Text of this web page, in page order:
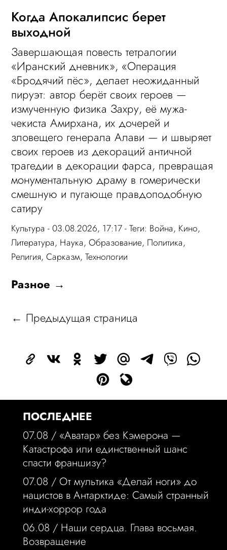
Когда Апокалипсис берет
выходной
Завершающая повесть тетралогии
«Иранский дневник», «Операция
«Бродячий пёс», делает неожиданный
пируэт: автор берёт своих героев —
измученную физика Захру, её мужа-
чекиста Амирхана, их дочерей и
зловещего генерала Алави — и швыряет
своих героев из декораций античной
трагедии в декорации фарса, превращая
монументальную драму в гомерически
смешную и пугающе правдоподобную
сатиру
Культура - 03.08.2026, 17:17 - Теги: Война, Кино,
Литература, Наука,Образование, Политика,
Религия,Сарказм,Технологии
Разное →
← Предыдущая страница
ПОСЛЕДНЕЕ
07.08 / «Аватар» без Кэмерона —
Катастрофа или единственный шанс
спасти франшизу?
07.08 / От мультика «Делай ноги» до
нацистов в Антарктиде: Самый странный
инди-хоррор года
06.08 / Наши сердца. Глава восьмая.
Возвращение